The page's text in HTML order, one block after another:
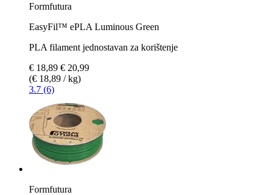
Formfutura
EasyFil™ ePLA Luminous Green
PLA filament jednostavan za korištenje
€ 18,89 € 20,99
(€ 18,89 / kg)
3.7 (6)
Formfutura